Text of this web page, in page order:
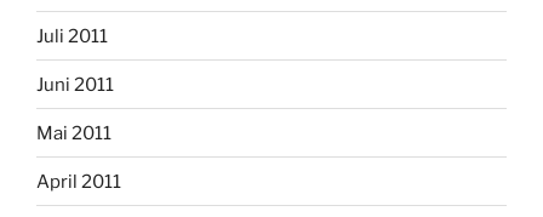
Juli 2011
Juni 2011
Mai 2011
April 2011